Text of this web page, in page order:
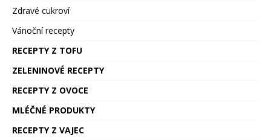
Zdravé cukroví
Vánoční recepty
RECEPTY Z TOFU
ZELENINOVÉ RECEPTY
RECEPTY Z OVOCE
MLÉČNÉ PRODUKTY
RECEPTY Z VAJEC